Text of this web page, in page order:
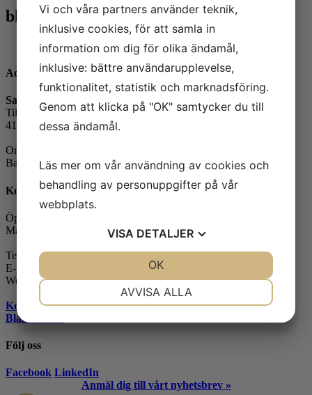
blurb-petrokemi
Adress
Safe Control Materialteknik AB
Tillgängligheten 1
417 10 Göteborg
Orgnr: 556604-7832
Bankgiro: 5104-8387
Kontakt
Öppettider:
Måndag-fredag: 07.30-16.00
Telefon: 031-65 64 70
E-post:
Webbshop:safecontrol.nu
Kontakta oss »
Blanketter »
Följ oss
Facebook LinkedIn
Anmäl dig till vårt nyhetsbrev »
Vi och våra partners använder teknik,
inklusive cookies, för att samla in
information om dig för olika ändamål,
inklusive: bättre användarupplevelse,
funktionalitet, statistik och marknadsföring.
Genom att klicka på "OK" samtycker du till
dessa ändamål.
Läs mer om vår användning av cookies och
behandling av personuppgifter på vår
webbplats.
VISA DETALJER
AVVISA ALLA
OK